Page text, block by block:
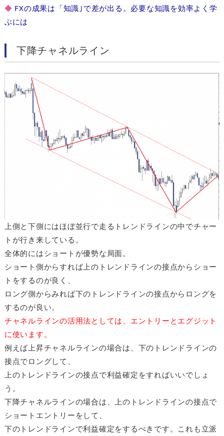
◆ FXの成果は「知識｣で差が出る。必要な知識を効率よく学
ぶには
下降チャネルライン
上側と下側にはほぼ並行で走るトレンドラインの中でチャー
トが行き来している。
全体的にはショートが優勢な局面。
ショート側からすれば上のトレンドラインの接点からショー
トをするのが良く、
ロング側からみれば下のトレンドラインの接点からロングを
するのが良い。
チャネルラインの活用法としては、エントリーとエグジット
に使います。
例えば上昇チャネルラインの場合は、下のトレンドラインの
接点でロングして、
上のトレンドラインの接点で利益確定をすればいいでしょ
う。
下降チャネルラインの場合は、上のトレンドラインの接点で
ショートエントリーをして、
下のトレンドラインで利益確定をするべきです。これも立派